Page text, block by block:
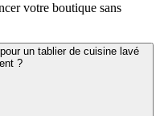
votre boutique sans
un tablier de cuisine lavé
?